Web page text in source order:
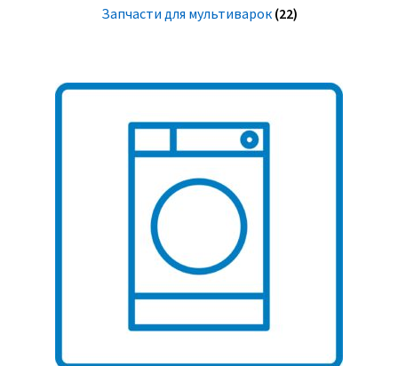
Запчасти для мультиварок (22)